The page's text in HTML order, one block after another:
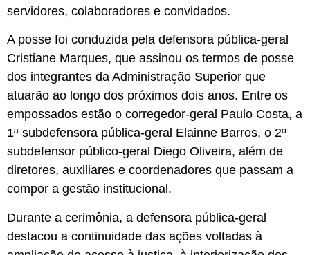
servidores, colaboradores e convidados.
A posse foi conduzida pela defensora pública-geral
Cristiane Marques, que assinou os termos de posse
dos integrantes da Administração Superior que
atuarão ao longo dos próximos dois anos. Entre os
empossados estão o corregedor-geral Paulo Costa, a
1ª subdefensora pública-geral Elainne Barros, o 2º
subdefensor público-geral Diego Oliveira, além de
diretores, auxiliares e coordenadores que passam a
compor a gestão institucional.
Durante a cerimônia, a defensora pública-geral
destacou a continuidade das ações voltadas à